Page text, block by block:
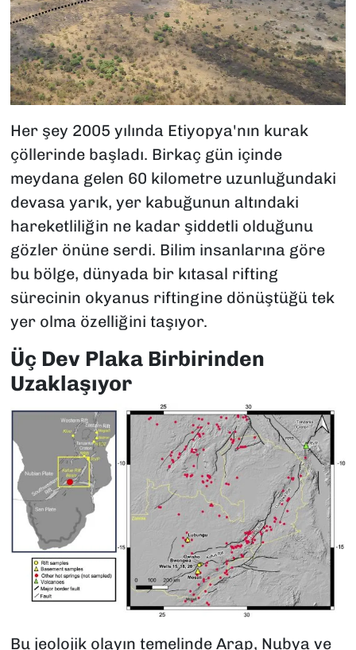
Her şey 2005 yılında Etiyopya'nın kurak
çöllerinde başladı. Birkaç gün içinde
meydana gelen 60 kilometre uzunluğundaki
devasa yarık, yer kabuğunun altındaki
hareketliliğin ne kadar şiddetli olduğunu
gözler önüne serdi. Bilim insanlarına göre
bu bölge, dünyada bir kıtasal rifting
sürecinin okyanus riftingine dönüştüğü tek
yer olma özelliğini taşıyor.
Üç Dev Plaka Birbirinden
Uzaklaşıyor
Bu jeolojik olayın temelinde Arap, Nubya ve